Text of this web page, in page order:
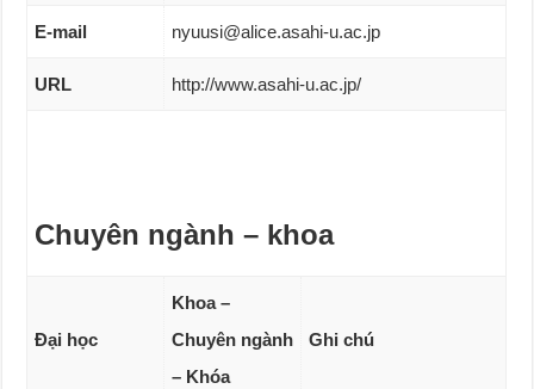
E-mail nyuusi@alice.asahi-u.ac.jp
URL http://www.asahi-u.ac.jp/
Chuyên ngành – khoa
Đại học
Khoa –
Chuyên ngành
– Khóa
Ghi chú